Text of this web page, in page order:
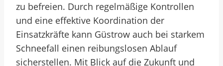
zu befreien. Durch regelmäßige Kontrollen
und eine effektive Koordination der
Einsatzkräfte kann Güstrow auch bei starkem
Schneefall einen reibungslosen Ablauf
sicherstellen. Mit Blick auf die Zukunft und